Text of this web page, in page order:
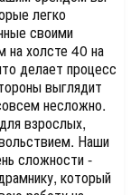
легко
своими
на холсте 40 на
делает процесс
выглядит
несложно.
взрослых,
Наши
сложности -
который